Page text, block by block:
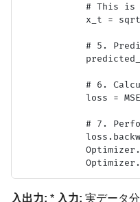
# This is
x_t =
# 5.
# 6.
loss =
# 7.
入出力: * 入力: 実データ